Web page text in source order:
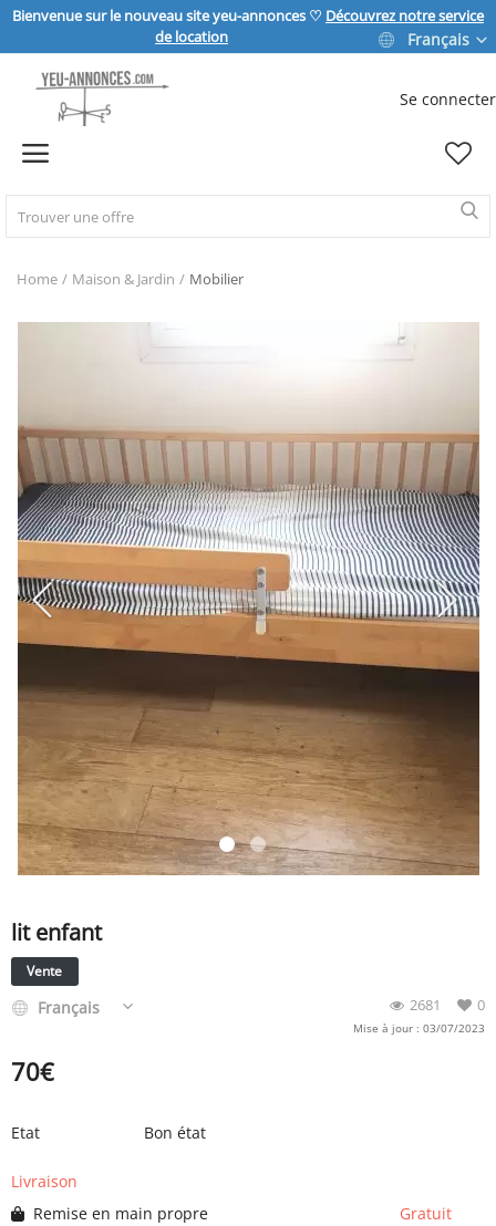
Bienvenue sur le nouveau site yeu-annonces ♡ Découvrez notre service
de location
Français
Se connecter
Home
IMMOBILIER
SPORT & LOISIRS
VÉHICULE
SERVICE
ÉVÉNEMENT
BILLET & COVOIT'
Français
Home Maison & Jardin Mobilier
lit enfant
Vente
0
2681
Français
Mise à jour : 03/07/2023
70€
Etat Bon état
Livraison
Remise en main propre
Gratuit